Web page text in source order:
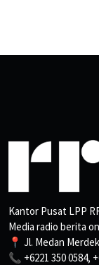
Kantor Pusat LPP
Media radio berita
📍 Jl. Medan
📞 +6221 350 0584,